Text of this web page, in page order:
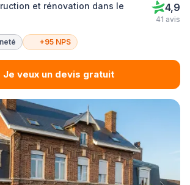
et rénovation dans le
4,9
41 avis
+95 NPS
Je veux un devis gratuit